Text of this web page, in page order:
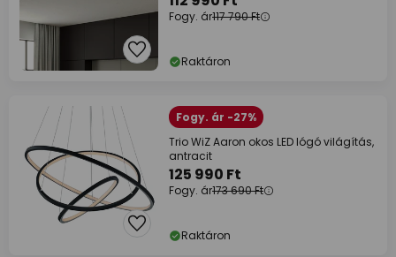
Fogy. ár117 790 Ft
Raktáron
Fogy. ár -27%
Trio WiZ Aaron okos LED lógó világítás,
antracit
125 990 Ft
Fogy. ár173 690 Ft
Raktáron